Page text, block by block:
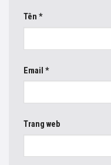
Tên *
Email *
Trang web